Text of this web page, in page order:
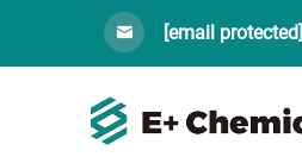
[email protected]